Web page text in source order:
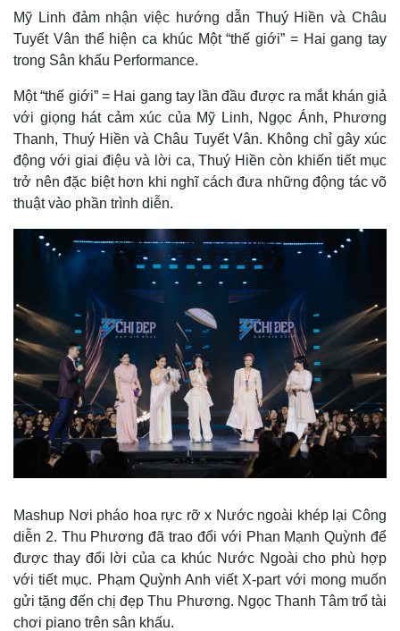
Thể thao
Bóng đá
Lịch thi đấu bóng đá
eSports
Hậu trường
Ô tô - Xe máy
Ô tô
Mỹ Linh đảm nhận việc hướng dẫn Thuý Hiền và Châu
Tuyết Vân thể hiện ca khúc Một “thế giới” = Hai gang tay
trong Sân khấu Performance.
Một “thế giới” = Hai gang tay lần đầu được ra mắt khán giả
với giọng hát cảm xúc của Mỹ Linh, Ngọc Ánh, Phương
Thanh, Thuý Hiền và Châu Tuyết Vân. Không chỉ gây xúc
động với giai điệu và lời ca, Thuý Hiền còn khiến tiết mục
trở nên đặc biệt hơn khi nghĩ cách đưa những động tác võ
thuật vào phần trình diễn.
Mashup Nơi pháo hoa rực rỡ x Nước ngoài khép lại Công
diễn 2. Thu Phương đã trao đổi với Phan Mạnh Quỳnh để
được thay đổi lời của ca khúc Nước Ngoài cho phù hợp
với tiết mục. Phạm Quỳnh Anh viết X-part với mong muốn
gửi tặng đến chị đẹp Thu Phương. Ngọc Thanh Tâm trổ tài
chơi piano trên sân khấu.